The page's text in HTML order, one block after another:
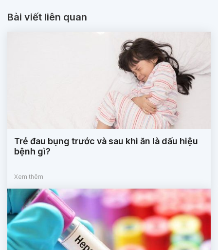
Bài viết liên quan
Trẻ đau bụng trước và sau khi ăn là dấu hiệu
bệnh gì?
Xem thêm